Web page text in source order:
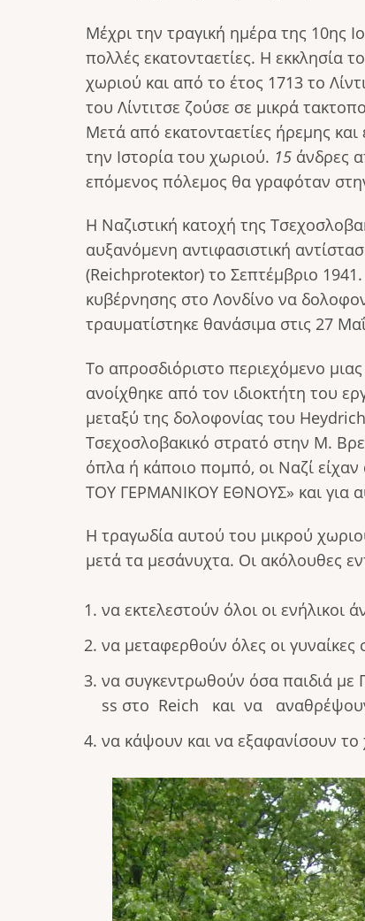
Μέχρι την τραγική ημέρα της 10ης
πολλές εκατονταετίες. Η εκκλησία
χωριού και από το έτος 1713 το
του Λίντιτσε ζούσε σε μικρά
Μετά από εκατονταετίες ήρεμης
την Ιστορία του χωριού. 15 άνδρες
επόμενος πόλεμος θα γραφόταν
Η Ναζιστική κατοχή της
αυξανόμενη αντιφασιστική
(Reichproteκtor) το Σεπτέμβριο
κυβέρνησης στο Λονδίνο να
τραυματίστηκε θανάσιμα στις 27
Το απροσδιόριστο περιεχόμενο
ανοίχθηκε από τον ιδιοκτήτη του
μεταξύ της δολοφονίας του
Τσεχοσλοβακικό στρατό στην Μ.
όπλα ή κάποιο πομπό, οι Ναζί
ΤΟΥ ΓΕΡΜΑΝΙΚΟΥ ΕΘΝΟΥΣ» και για
Η τραγωδία αυτού του μικρού
μετά τα μεσάνυχτα. Οι ακόλουθες
να εκτελεστούν όλοι οι ενήλικοι
να μεταφερθούν όλες οι
να συγκεντρωθούν όσα παιδιά με
ss στο Reich και να
να κάψουν και να εξαφανίσουν
Image